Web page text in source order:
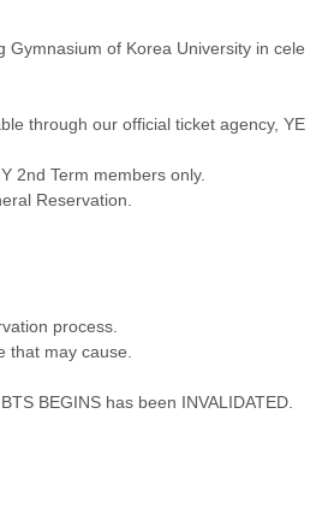
of Korea University in cele
through our official ticket agency, YE
2nd Term members only.
Reservation.
process.
that may cause.
BEGINS has been INVALIDATED.